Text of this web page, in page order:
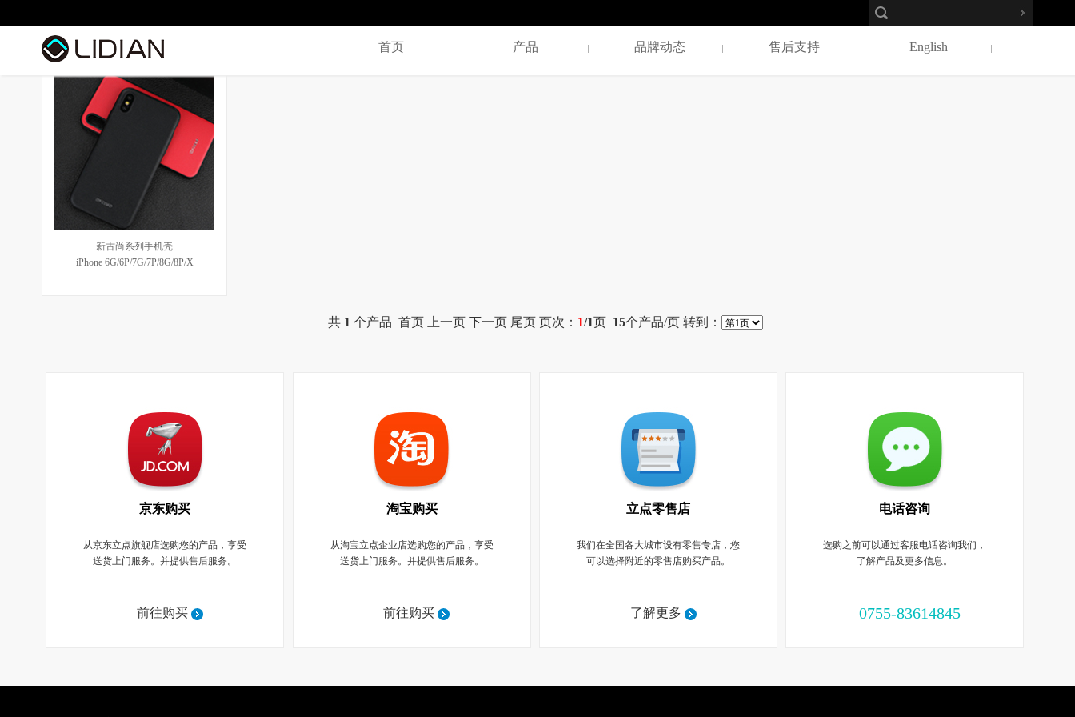
首页 产品 品牌动态 售后支持 English
新古尚系列手机壳
iPhone 6G/6P/7G/7P/8G/8P/X
共 1 个产品 首页 上一页 下一页 尾页 页次： 1/1页 15个产品/页 转到：
京东购买
从京东立点旗舰店选购您的产品，享受
送货上门服务。并提供售后服务。
前往购买
淘宝购买
从淘宝立点企业店选购您的产品，享受
送货上门服务。并提供售后服务。
前往购买
立点零售店
我们在全国各大城市设有零售专店，您
可以选择附近的零售店购买产品。
了解更多
电话咨询
选购之前可以通过客服电话咨询我们，
了解产品及更多信息。
0755-83614845